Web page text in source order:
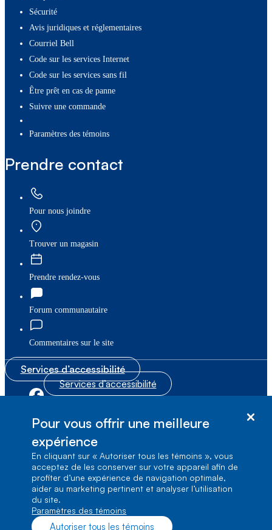
Sécurité
Avis juridiques et réglementaires
Courriel Bell
Code sur les services Internet
Code sur les services sans fil
Être prêt en cas de panne
Suivre une commande
paramètres des témoins
Prendre contact
Pour nous joindre
Trouver un magasin
Prendre rendez-vous
Forum communautaire
Commentaires sur le site
Services d’accessibilité
Services d’accessibilité
1, carrefour Alexander-Graham-Bell, Aile A-7,
Verdun, Québec, H3E 3B3
Pour vous offrir une meilleure
expérience
En cliquant sur « Autoriser tous les témoins », vous
acceptez de les conserver sur votre appareil afin de
profiter d’une expérience de navigation optimale,
aider au marketing pertinent et analyser l’utilisation
du site.
Paramètres des témoins
Autoriser tous les témoins